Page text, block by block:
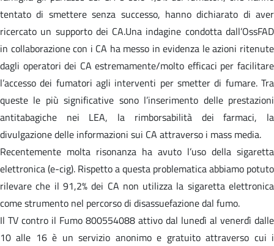
tentato di smettere senza successo, hanno dichiarato di aver
ricercato un supporto dei CA.Una indagine condotta dall’OssFAD
in collaborazione con i CA ha messo in evidenza le azioni ritenute
dagli operatori dei CA estremamente/molto efficaci per facilitare
l’accesso dei fumatori agli interventi per smetter di fumare. Tra
queste le più significative sono l’inserimento delle prestazioni
antitabagiche nei LEA, la rimborsabilità dei farmaci, la
divulgazione delle informazioni sui CA attraverso i mass media.
Recentemente molta risonanza ha avuto l’uso della sigaretta
elettronica (e-cig). Rispetto a questa problematica abbiamo potuto
rilevare che il 91,2% dei CA non utilizza la sigaretta elettronica
come strumento nel percorso di disassuefazione dal fumo.
Il TV contro il Fumo 800554088 attivo dal lunedì al venerdì dalle
10 alle 16 è un servizio anonimo e gratuito attraverso cui i